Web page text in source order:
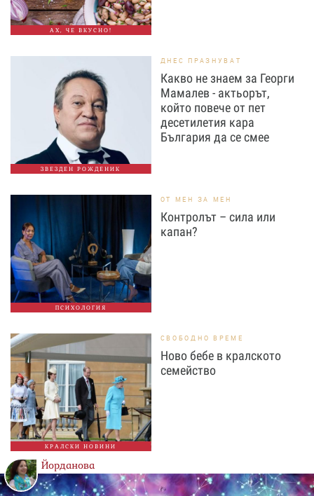
АХ, ЧЕ ВКУСНО!
ЗВЕЗДЕН РОЖДЕНИК
ДНЕС ПРАЗНУВАТ
Какво не знаем за Георги
Мамалев - актьорът,
който повече от пет
десетилетия кара
България да се смее
ПСИХОЛОГИЯ
ОТ МЕН ЗА МЕН
Контролът – сила или
капан?
КРАЛСКИ НОВИНИ
СВОБОДНО ВРЕМЕ
Ново бебе в кралското
семейство
Йорданова